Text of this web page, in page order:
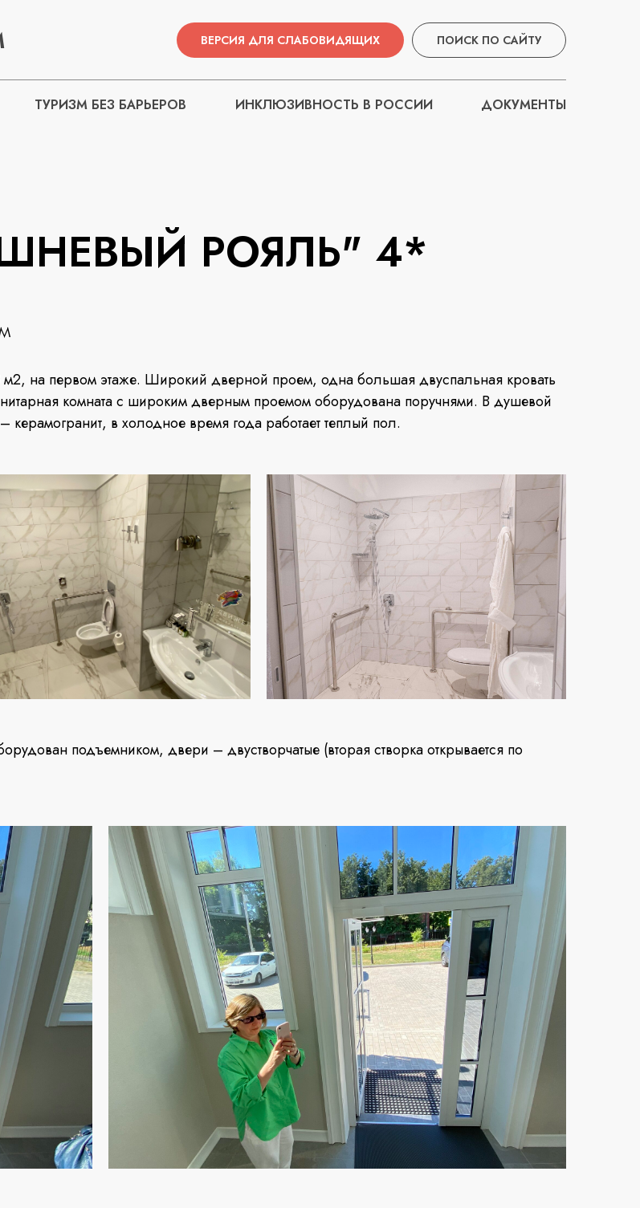
ВЕРСИЯ ДЛЯ СЛАБОВИДЯЩИХ ПОИСК ПО САЙТУ
ТУРИЗМ БЕЗ БАРЬЕРОВ ИНКЛЮЗИВНОСТЬ В РОССИИ ДОКУМЕНТЫ
РОЯЛЬ" 4*
м2, на первом этаже. Широкий дверной проем, одна большая двуспальная кровать
комната с широким дверным проемом оборудована поручнями. В душевой
керамогранит, в холодное время года работает теплый пол.
подъемником, двери – двустворчатые (вторая створка открывается по